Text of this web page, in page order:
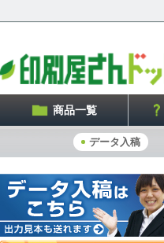
商品一覧
データ入稿